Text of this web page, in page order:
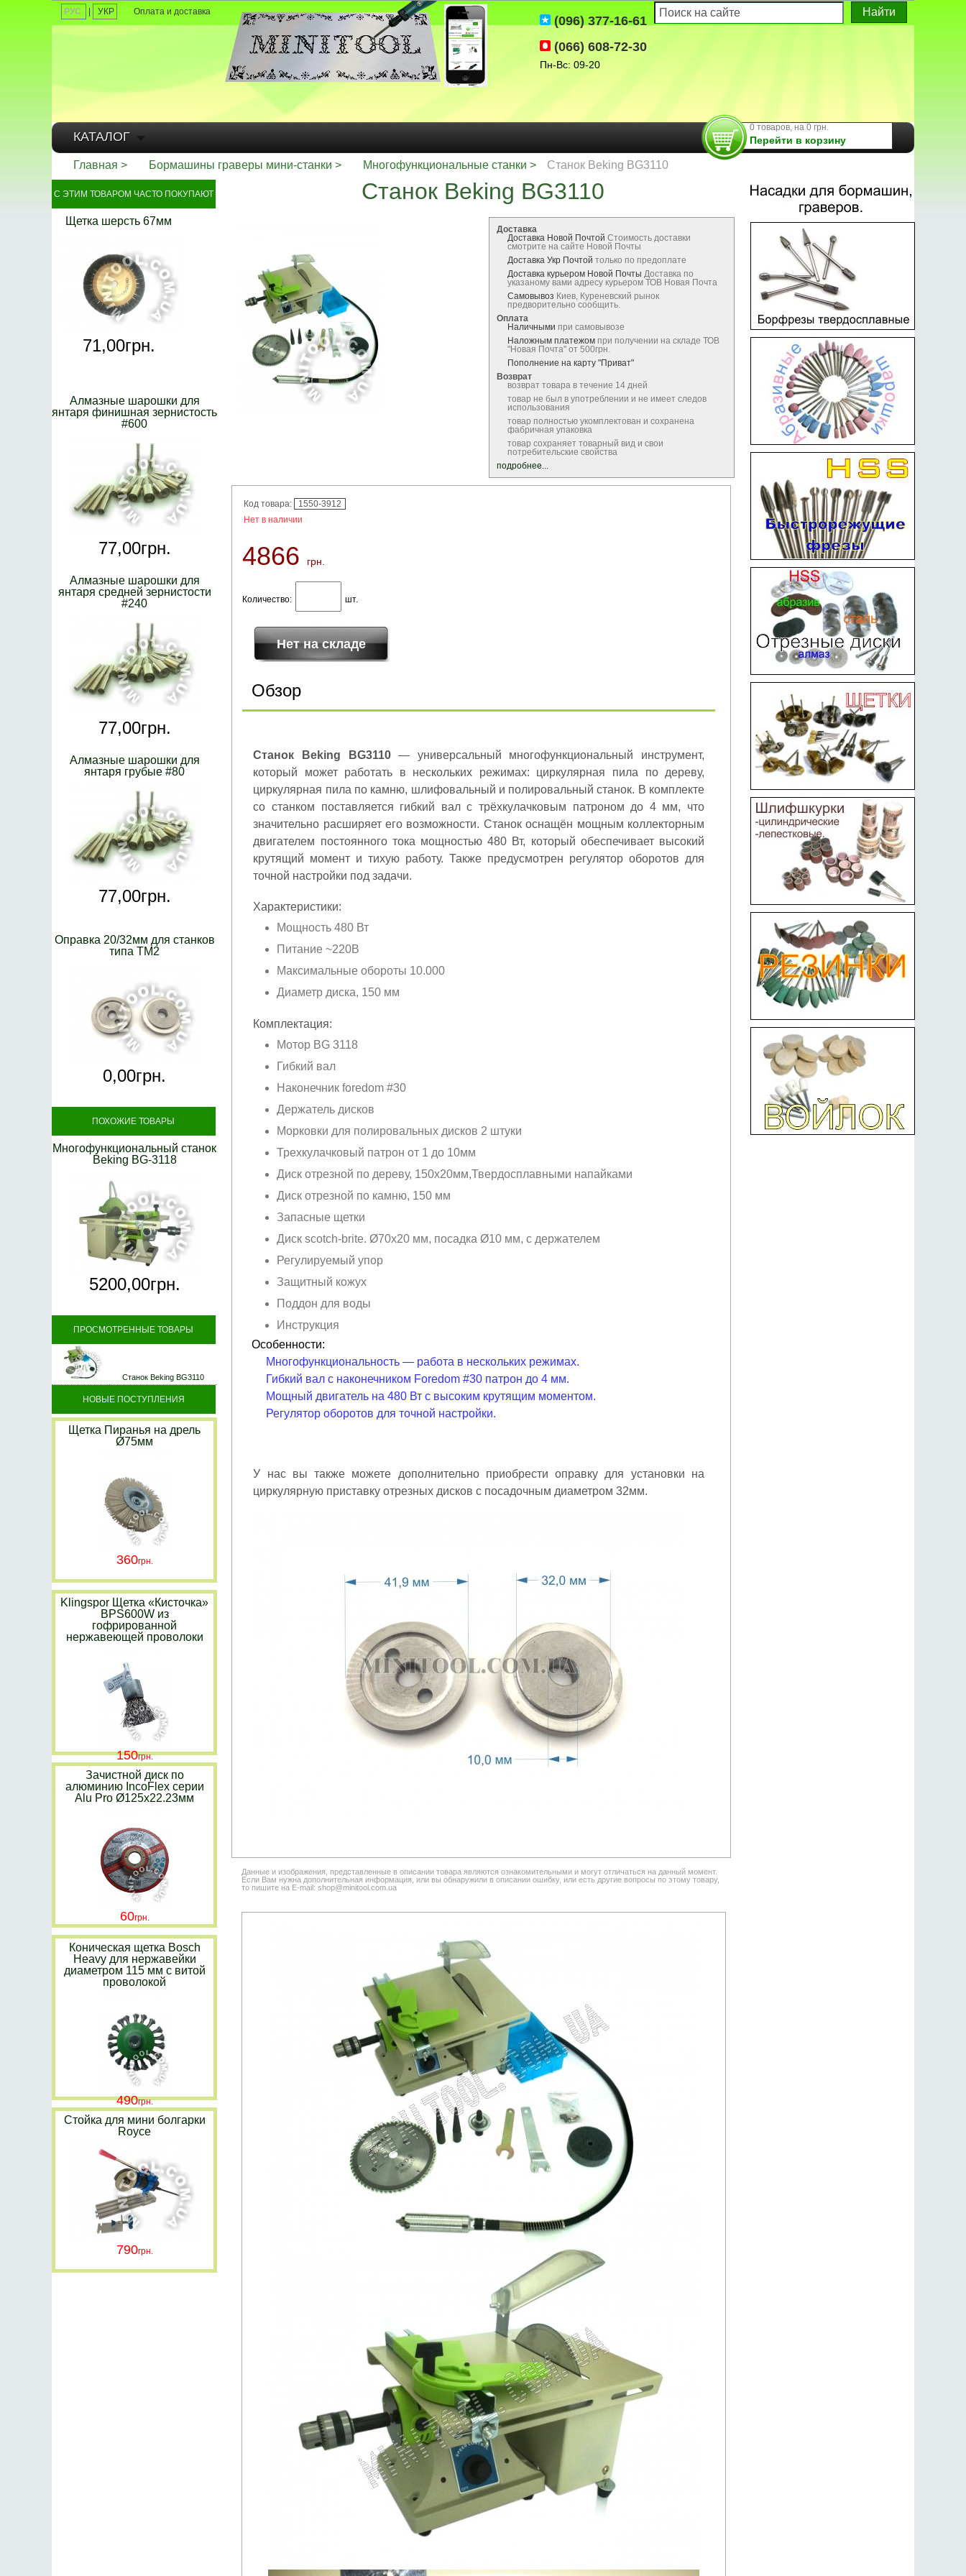
РУС УКР Оплата и доставка
(096) 377-16-61
(066) 608-72-30
Пн-Вс: 09-20
0 товаров, на 0 грн.
Перейти в корзину
КАТАЛОГ
Главная Бормашины граверы мини-станки Многофункциональные станки Станок Beking BG3110
Станок Beking BG3110
Доставка
Доставка Новой Почтой Стоимость доставки
смотрите на сайте Новой Почты
Доставка Укр Почтой только по предоплате
Доставка курьером Новой Почты Доставка по
указаному вами адресу курьером ТОВ Новая Почта
Самовывоз Киев, Куреневский рынок
предворительно сообщить.
Оплата
Наличными при самовывозе
Наложным платежом при получении на складе ТОВ
"Новая Почта" от 500грн.
Пополнение на карту "Приват"
Возврат
возврат товара в течение 14 дней
товар не был в употреблении и не имеет следов
использования
товар полностью укомплектован и сохранена
фабричная упаковка
товар сохраняет товарный вид и свои
потребительские свойства
подробнее...
Код товара:
1550-3912
Нет в наличии
4866 грн.
Количество: шт.
Обзор
Станок Beking BG3110— универсальный многофункциональный инструмент,
который может работать в нескольких режимах: циркулярная пила по дереву,
циркулярная пила по камню, шлифовальный и полировальный станок. В комплекте
со станком поставляется гибкий вал с трёхкулачковым патроном до 4 мм, что
значительно расширяет его возможности. Станок оснащён мощным коллекторным
двигателем постоянного тока мощностью 480 Вт, который обеспечивает высокий
крутящий момент и тихую работу. Также предусмотрен регулятор оборотов для
точной настройки под задачи.
Характеристики:
Мощность 480 Вт
Питание ~220B
Максимальные обороты 10.000
Диаметр диска, 150 мм
Комплектация:
Мотор BG 3118
Гибкий вал
Наконечник foredom #30
Держатель дисков
Морковки для полировальных дисков 2 штуки
Трехкулачковый патрон от 1 до 10мм
Диск отрезной по дереву, 150х20мм,Твердосплавными напайками
Диск отрезной по камню, 150 мм
Запасные щетки
Диск scotch-brite. Ø70x20 мм, посадка Ø10 мм, с держателем
Регулируемый упор
Защитный кожух
Поддон для воды
Инструкция
Особенности:
Многофункциональность — работа в нескольких режимах.
Гибкий вал с наконечником Foredom #30 патрон до 4 мм.
Мощный двигатель на 480 Вт с высоким крутящим моментом.
Регулятор оборотов для точной настройки.
У нас вы также можете дополнительно приобрести оправку для установки на
циркулярную приставку отрезных дисков с посадочным диаметром 32мм.
Данные и изображения, представленные в описании товара являются ознакомительными и могут отличаться на данный момент.
Если Вам нужна дополнительная информация, или вы обнаружили в описании ошибку, или есть другие вопросы по этому товару,
то пишите на E-mail: shop@minitool.com.ua
С ЭТИМ ТОВАРОМ ЧАСТО ПОКУПАЮТ
Щетка шерсть 67мм
71,00грн.
Алмазные шарошки для
янтаря финишная зернистость
#600
77,00грн.
Алмазные шарошки для
янтаря средней зернистости
#240
77,00грн.
Алмазные шарошки для
янтаря грубые #80
77,00грн.
Оправка 20/32мм для станков
типа ТМ2
0,00грн.
ПОХОЖИЕ ТОВАРЫ
Многофункциональный станок
Beking BG-3118
5200,00грн.
ПРОСМОТРЕННЫЕ ТОВАРЫ
Станок Beking BG3110
НОВЫЕ ПОСТУПЛЕНИЯ
Щетка Пиранья на дрель
Ø75мм
360
Klingspor Щетка «Кисточка»
BPS600W из
гофрированной
нержавеющей проволоки
150
Зачистной диск по
алюминию IncoFlex серии
Alu Pro Ø125х22.23мм
60
Коническая щетка Bosch
Heavy для нержавейки
диаметром 115 мм с витой
проволокой
490
Стойка для мини болгарки
Royce
790